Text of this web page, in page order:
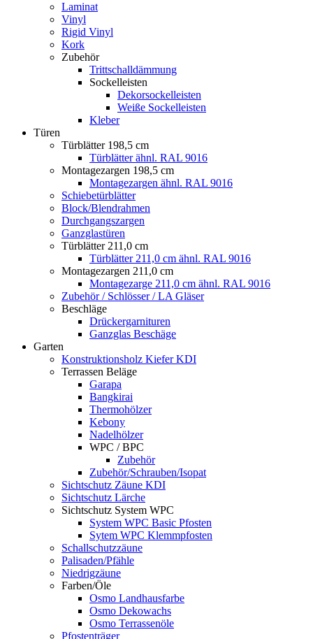
Laminat
Vinyl
Rigid Vinyl
Kork
Zubehör
Trittschalldämmung
Sockelleisten
Dekorsockelleisten
Weiße Sockelleisten
Kleber
Türen
Türblätter 198,5 cm
Türblätter ähnl. RAL 9016
Montagezargen 198,5 cm
Montagezargen ähnl. RAL 9016
Schiebetürblätter
Block/Blendrahmen
Durchgangszargen
Ganzglastüren
Türblätter 211,0 cm
Türblätter 211,0 cm ähnl. RAL 9016
Montagezargen 211,0 cm
Montagezarge 211,0 cm ähnl. RAL 9016
Zubehör / Schlösser / LA Gläser
Beschläge
Drückergarnituren
Ganzglas Beschäge
Garten
Konstruktionsholz Kiefer KDI
Terrassen Beläge
Garapa
Bangkirai
Thermohölzer
Kebony
Nadelhölzer
WPC / BPC
Zubehör
Zubehör/Schrauben/Isopat
Sichtschutz Zäune KDI
Sichtschutz Lärche
Sichtschutz System WPC
System WPC Basic Pfosten
Sytem WPC Klemmpfosten
Schallschutzzäune
Palisaden/Pfähle
Niedrigzäune
Farben/Öle
Osmo Landhausfarbe
Osmo Dekowachs
Osmo Terrassenöle
Pfostenträger